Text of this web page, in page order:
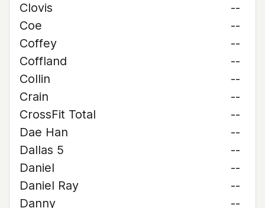
Clovis
--
Coe
--
Coffey
--
Coffland
--
Collin
--
Crain
--
CrossFit Total
--
Dae Han
--
Dallas 5
--
Daniel
--
Daniel Ray
--
Danny
--